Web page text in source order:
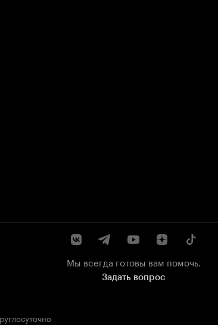
Мы всегда готовы вам помочь.
Задать вопрос